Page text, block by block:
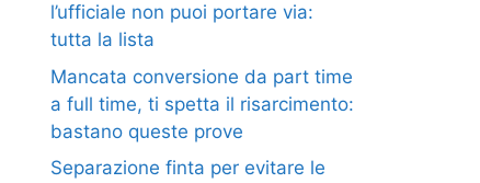
l’ufficiale non puoi portare via:
tutta la lista
Mancata conversione da part time
a full time, ti spetta il risarcimento:
bastano queste prove
Separazione finta per evitare le